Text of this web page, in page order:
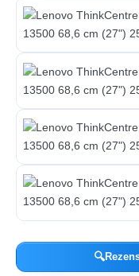
🔍